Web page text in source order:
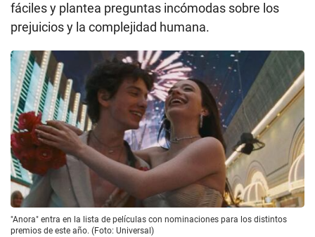
fáciles y plantea preguntas incómodas sobre los
prejuicios y la complejidad humana.
"Anora" entra en la lista de películas con nominaciones para los distintos
premios de este año. (Foto: Universal)